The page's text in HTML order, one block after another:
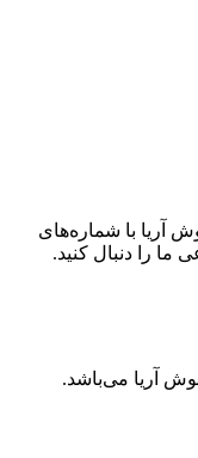
آریا با شماره‌های
ما را دنبال کنید.
آریا می‌باشد.